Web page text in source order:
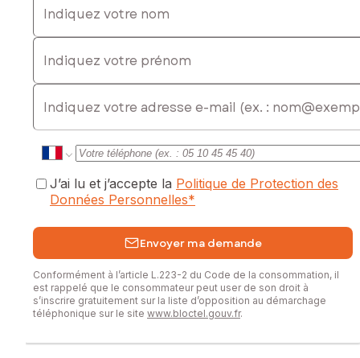
Indiquez votre prénom
E-mail
J’ai lu et j’accepte la Politique de Protection des
Données Personnelles*
Envoyer ma demande
Conformément à l’article L.223-2 du Code de la consommation, il
est rappelé que le consommateur peut user de son droit à
s’inscrire gratuitement sur la liste d’opposition au démarchage
téléphonique sur le site www.bloctel.gouv.fr.